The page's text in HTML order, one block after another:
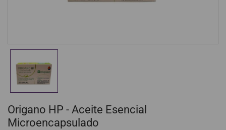
Origano HP - Aceite Esencial
Microencapsulado